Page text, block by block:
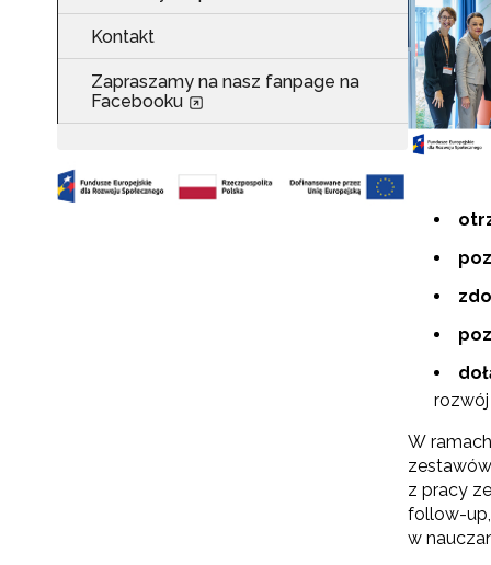
Kontakt
Zapraszamy na nasz fanpage na
Facebooku
W
z pracy
follow-
w